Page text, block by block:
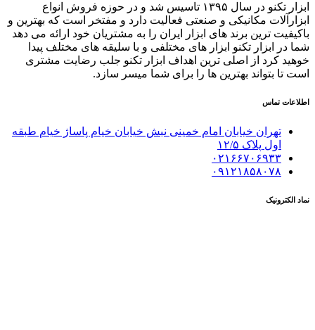
ابزار تکنو در سال ۱۳۹۵ تاسیس شد و در حوزه فروش انواع
ابزارآلات مکانیکی و صنعتی فعالیت دارد و مفتخر است که بهترین و
باکیفیت ترین برند های ابزار ایران را به مشتریان خود ارائه می دهد
شما در ابزار تکنو ابزار های مختلفی و با سلیقه های مختلف پیدا
خوهید کرد از اصلی ترین اهداف ابزار تکنو جلب رضایت مشتری
است تا بتواند بهترین ها را برای شما میسر سازد.
اطلاعات تماس
تهران خیابان امام خمینی نبش خیابان خیام پاساژ خیام طبقه
اول پلاک ١٢/۵
۰۲۱۶۶۷۰۶۹۳۳
۰۹۱۲۱۸۵۸۰۷۸
نماد الکترونیک